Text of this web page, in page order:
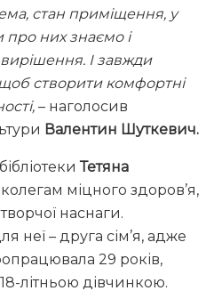
стан приміщення, у
них знаємо і
І завжди
створити комфортні
– наголосив
Валентин Шуткевич.
Тетяна
міцного здоров’я,
наснаги.
неї – друга сім’я, адже
29 років,
літньою дівчинкою.